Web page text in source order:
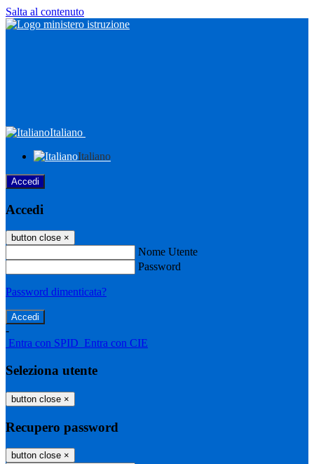
Salta al contenuto
Italiano
Italiano
Accedi
Accedi
button close ×
Nome Utente
Password
Password dimenticata?
-
Entra con SPID Entra con CIE
Seleziona utente
button close ×
Recupero password
button close ×